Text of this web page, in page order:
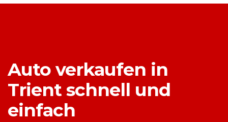
Auto verkaufen in
Trient schnell und
einfach